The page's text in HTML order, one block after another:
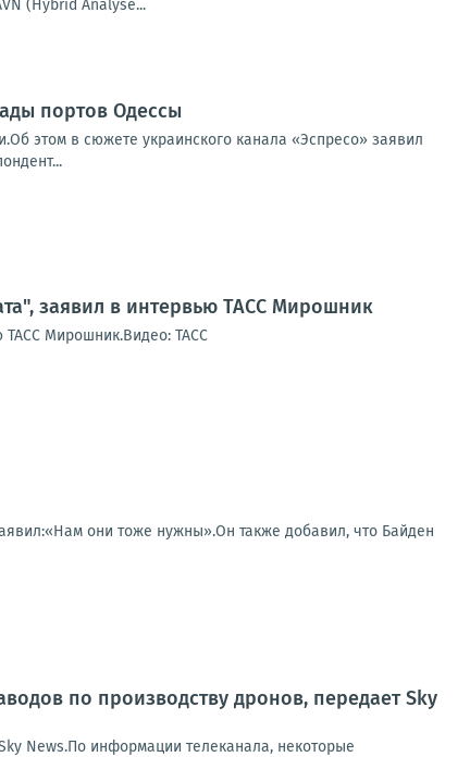
(Hybrid Analyse...
портов Одессы
этом в сюжете украинского канала «Эспресо» заявил
заявил в интервью ТАСС Мирошник
ТАСС Мирошник.Видео: ТАСС
они тоже нужны».Он также добавил, что Байден
по производству дронов, передает Sky
News.По информации телеканала, некоторые